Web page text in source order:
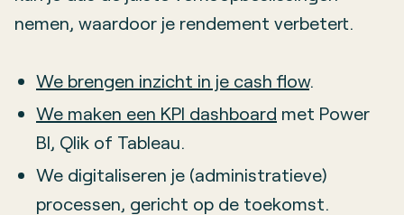
nemen, waardoor je rendement verbetert.
We brengen inzicht in je cash flow.
We maken een KPI dashboard met Power
BI, Qlik of Tableau.
We digitaliseren je (administratieve)
processen, gericht op de toekomst.